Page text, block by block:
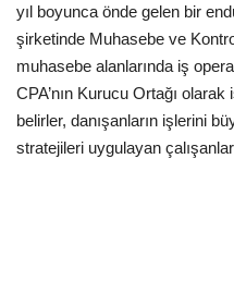
yıl boyunca önde gelen bir
şirketinde Muhasebe ve
muhasebe alanlarında iş
CPA’nın Kurucu Ortağı
belirler, danışanların işlerini
stratejileri uygulayan